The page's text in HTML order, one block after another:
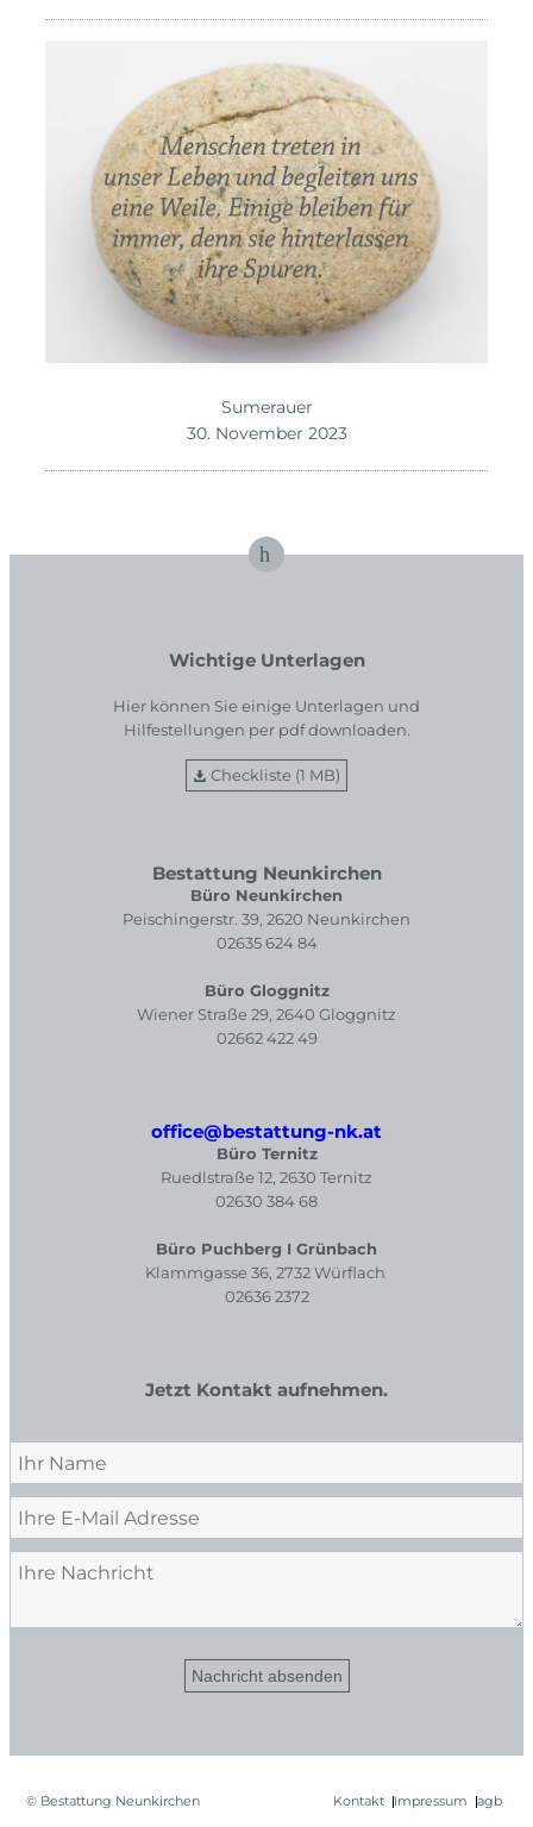
Sumerauer
30. November 2023
Wichtige Unterlagen
Hier können Sie einige Unterlagen und
Hilfestellungen per pdf downloaden.
Checkliste (1 MB)
Bestattung Neunkirchen
Büro Neunkirchen
Peischingerstr. 39, 2620 Neunkirchen
02635 624 84
Büro Gloggnitz
Wiener Straße 29, 2640 Gloggnitz
02662 422 49
office@bestattung-nk.at
Büro Ternitz
Ruedlstraße 12, 2630 Ternitz
02630 384 68
Büro Puchberg I Grünbach
Klammgasse 36, 2732 Würflach
02636 2372
Jetzt Kontakt aufnehmen.
Nachricht absenden
© Bestattung Neunkirchen Kontakt Impressum agb